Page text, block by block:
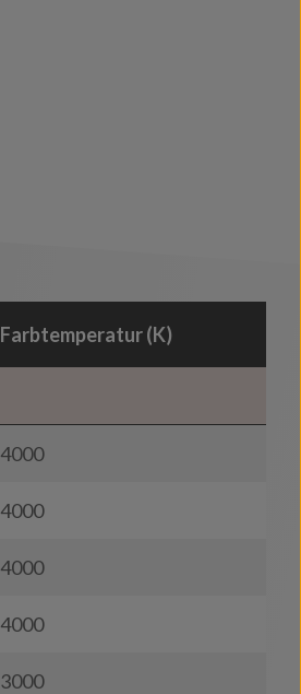
Farbtemperatur (K)
4000
4000
4000
4000
3000